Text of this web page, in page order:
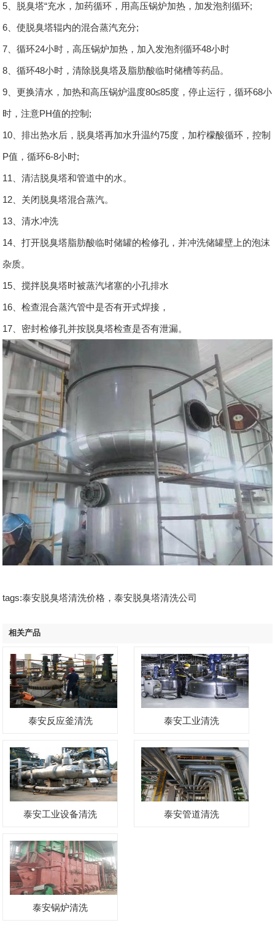
5、脱臭塔“充水，加药循环，用高压锅炉加热，加发泡剂循环;
6、使脱臭塔辊内的混合蒸汽充分;
7、循环24小时，高压锅炉加热，加入发泡剂循环48小时
8、循环48小时，清除脱臭塔及脂肪酸临时储槽等药品。
9、更换清水，加热和高压锅炉温度80≤85度，停止运行，循环68小
时，注意PH值的控制;
10、排出热水后，脱臭塔再加水升温约75度，加柠檬酸循环，控制
P值，循环6-8小时;
11、清洁脱臭塔和管道中的水。
12、关闭脱臭塔混合蒸汽。
13、清水冲洗
14、打开脱臭塔脂肪酸临时储罐的检修孔，并冲洗储罐壁上的泡沫
杂质。
15、搅拌脱臭塔时被蒸汽堵塞的小孔排水
16、检查混合蒸汽管中是否有开式焊接，
17、密封检修孔并按脱臭塔检查是否有泄漏。
tags:泰安脱臭塔清洗价格，泰安脱臭塔清洗公司
相关产品
泰安反应釜清洗 泰安工业清洗
泰安工业设备清洗 泰安管道清洗
泰安锅炉清洗